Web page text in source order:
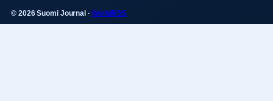
© 2026 Suomi Journal · WorldRSS